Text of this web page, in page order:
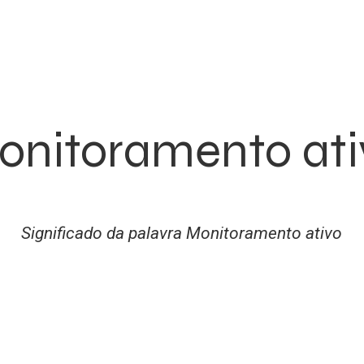
Significado da palavra Monitoramento ativo